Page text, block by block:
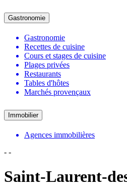
Gastronomie
Gastronomie
Recettes de cuisine
Cours et stages de cuisine
Plages privées
Restaurants
Tables d'hôtes
Marchés provençaux
Immobilier
Agences immobilières
- -
Saint-Laurent-